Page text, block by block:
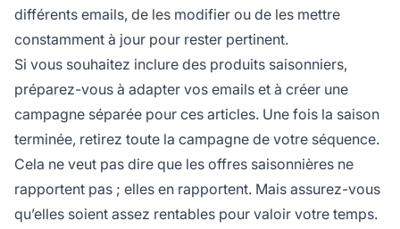
différents emails, de les modifier ou de les mettre
constamment à jour pour rester pertinent.
Si vous souhaitez inclure des produits saisonniers,
préparez-vous à adapter vos emails et à créer une
campagne séparée pour ces articles. Une fois la saison
terminée, retirez toute la campagne de votre séquence.
Cela ne veut pas dire que les offres saisonnières ne
rapportent pas ; elles en rapportent. Mais assurez-vous
qu’elles soient assez rentables pour valoir votre temps.